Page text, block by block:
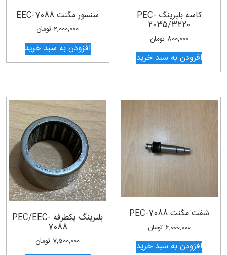
کاسه بلبرینگ PEC-
2035/3220
800,000 تومان
افزودن به سبد خرید
سنسور مگنت EEC-7088
2,000,000 تومان
افزودن به سبد خرید
شفت مگنت PEC-7088
6,000,000 تومان
افزودن به سبد خرید
بلبرینگ یکطرفه PEC/EEC-
7088
7,500,000 تومان